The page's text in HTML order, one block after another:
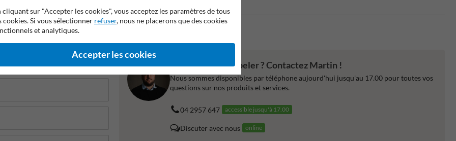
Vous préférez appeler ? Contactez Martin !
Nous sommes disponibles par téléphone aujourd'hui jusqu'au 17.00 pour toutes vos
questions sur nos produits et services.
04 2957 647 accessible jusqu'à 17.00
Discuter avec nous online
cliquant sur "Accepter les cookies", vous acceptez les paramètres de tous
cookies. Si vous sélectionner refuser, nous ne placerons que des cookies
et analytiques.
Accepter les cookies